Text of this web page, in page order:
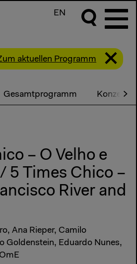
EN
aktuellen Programm
Gesamtprogramm Konzerte
– O Velho e
5 Times Chico –
River and
Ana Rieper, Camilo
Goldenstein, Eduardo Nunes,